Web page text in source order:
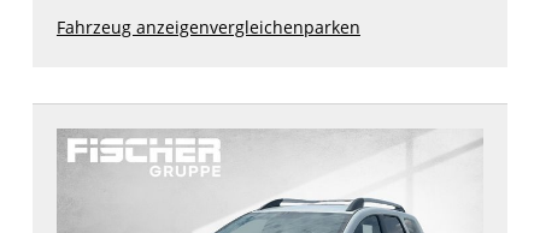
Fahrzeug anzeigenvergleichenparken